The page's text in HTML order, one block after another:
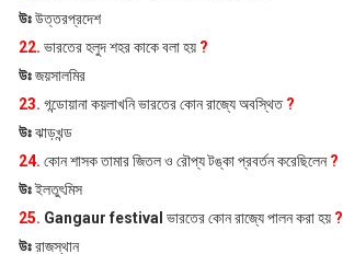
উঃউত্তরপ্রদেশ
22. ভারতের হলুদ শহর কাকে বলা হয় ?
উঃজয়সালমির
23. গন্ডোয়ানা কয়লাখনি ভারতের কোন রাজ্যে অবস্থিত?
উঃঝাড়খন্ড
24. কোন শাসক তামার জিতল ও রৌপ্য টঙ্কা প্রবর্তন করেছিলেন?
উঃইলতুৎমিস
25. Gangaur festival ভারতের কোন রাজ্যে পালন করা হয় ?
উঃরাজস্থান